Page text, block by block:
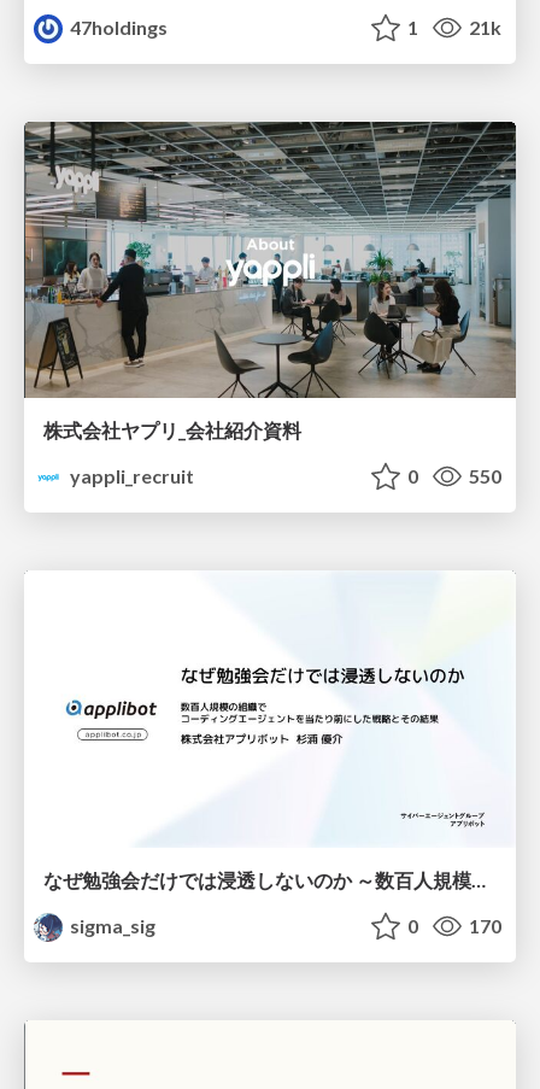
47holdings
1 21k
株式会社ヤプリ_会社紹介資料
yappli_recruit
0 550
sigma_sig
0 170